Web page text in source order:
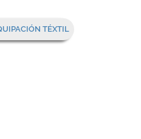
TÉXTIL